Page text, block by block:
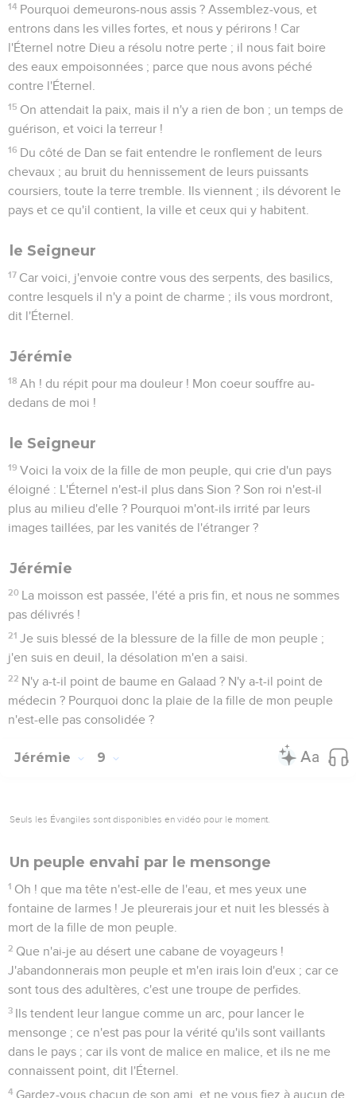
14 Pourquoi demeurons-nous assis ? Assemblez-vous, et
entrons dans les villes fortes, et nous y périrons ! Car
l'Éternel notre Dieu a résolu notre perte ; il nous fait boire
des eaux empoisonnées ; parce que nous avons péché
contre l'Éternel.
15 On attendait la paix, mais il n'y a rien de bon ; un temps de
guérison, et voici la terreur !
16 Du côté de Dan se fait entendre le ronflement de leurs
chevaux ; au bruit du hennissement de leurs puissants
coursiers, toute la terre tremble. Ils viennent ; ils dévorent le
pays et ce qu'il contient, la ville et ceux qui y habitent.
le Seigneur
17 Car voici, j'envoie contre vous des serpents, des basilics,
contre lesquels il n'y a point de charme ; ils vous mordront,
dit l'Éternel.
Jérémie
18 Ah ! du répit pour ma douleur ! Mon coeur souffre au-
dedans de moi !
le Seigneur
19 Voici la voix de la fille de mon peuple, qui crie d'un pays
éloigné : L'Éternel n'est-il plus dans Sion ? Son roi n'est-il
plus au milieu d'elle ? Pourquoi m'ont-ils irrité par leurs
images taillées, par les vanités de l'étranger ?
Jérémie
20 La moisson est passée, l'été a pris fin, et nous ne sommes
pas délivrés !
21 Je suis blessé de la blessure de la fille de mon peuple ;
j'en suis en deuil, la désolation m'en a saisi.
22 N'y a-t-il point de baume en Galaad ? N'y a-t-il point de
médecin ? Pourquoi donc la plaie de la fille de mon peuple
n'est-elle pas consolidée ?
Jérémie 9
Seuls les Évangiles sont disponibles en vidéo pour le moment.
Un peuple envahi par le mensonge
1 Oh ! que ma tête n'est-elle de l'eau, et mes yeux une
fontaine de larmes ! Je pleurerais jour et nuit les blessés à
mort de la fille de mon peuple.
2 Que n'ai-je au désert une cabane de voyageurs !
J'abandonnerais mon peuple et m'en irais loin d'eux ; car ce
sont tous des adultères, c'est une troupe de perfides.
3 Ils tendent leur langue comme un arc, pour lancer le
mensonge ; ce n'est pas pour la vérité qu'ils sont vaillants
dans le pays ; car ils vont de malice en malice, et ils ne me
connaissent point, dit l'Éternel.
4 Gardez-vous chacun de son ami, et ne vous fiez à aucun de